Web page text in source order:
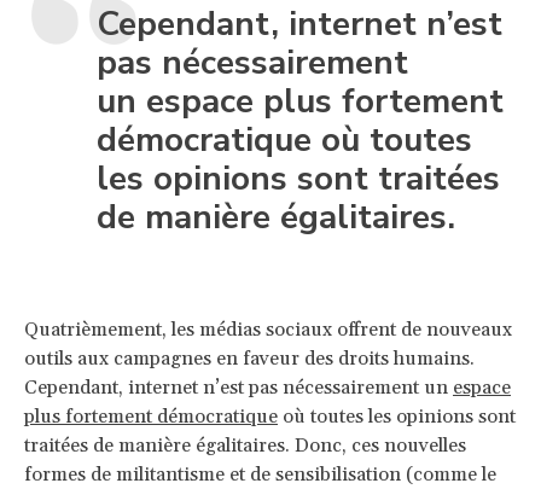
Cependant, internet n’est
pas nécessairement
un espace plus fortement
démocratique où toutes
les opinions sont traitées
de manière égalitaires.
Quatrièmement, les médias sociaux offrent de nouveaux
outils aux campagnes en faveur des droits humains.
Cependant, internet n’est pas nécessairement un espace
plus fortement démocratique où toutes les opinions sont
traitées de manière égalitaires. Donc, ces nouvelles
formes de militantisme et de sensibilisation (comme le